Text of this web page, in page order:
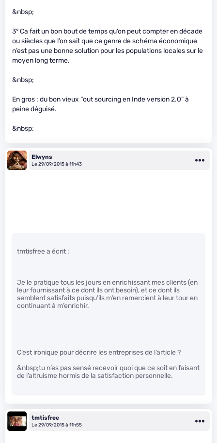
&nbsp;
3° Ca fait un bon bout de temps qu’on peut compter en décade
ou siècles que l’on sait que ce genre de schéma économique
n’est pas une bonne solution pour les populations locales sur le
moyen long terme.
&nbsp;
En gros : du bon vieux “out sourcing en Inde version 2.0” à
peine déguisé.
&nbsp;
Elwyns
Le 29/09/2015 à 11h43
tmtisfree a écrit :
Je le pratique tous les jours en enrichissant mes clients (en
leur fournissant à ce dont ils ont besoin), et ce dont ils
semblent satisfaits puisqu’ils m’en remercient à leur tour en
continuant à m’enrichir.
C’est ironique pour décrire les entreprises de l’article ?
&nbsp;tu n’es pas sensé recevoir quoi que ce soit en faisant
de l’altruisme hormis de la satisfaction personnelle.
tmtisfree
Le 29/09/2015 à 11h55